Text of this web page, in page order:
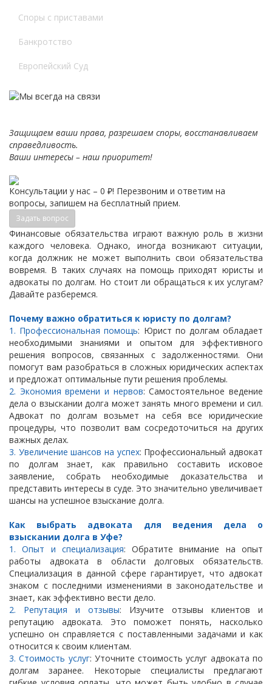
Споры с приставами
Банкротство
Европейский Суд
Защищаем ваши права, разрешаем споры, восстанавливаем
справедливость.
Ваши интересы – наш приоритет!
Консультации у нас – 0 ₽! Перезвоним и ответим на
вопросы, запишем на бесплатный прием.
Задать вопрос
Финансовые обязательства играют важную роль в жизни
каждого человека. Однако, иногда возникают ситуации,
когда должник не может выполнить свои обязательства
вовремя. В таких случаях на помощь приходят юристы и
адвокаты по долгам. Но стоит ли обращаться к их услугам?
Давайте разберемся.
Почему важно обратиться к юристу по долгам?
1. Профессиональная помощь: Юрист по долгам обладает
необходимыми знаниями и опытом для эффективного
решения вопросов, связанных с задолженностями. Они
помогут вам разобраться в сложных юридических аспектах
и предложат оптимальные пути решения проблемы.
2. Экономия времени и нервов: Самостоятельное ведение
дела о взыскании долга может занять много времени и сил.
Адвокат по долгам возьмет на себя все юридические
процедуры, что позволит вам сосредоточиться на других
важных делах.
3. Увеличение шансов на успех: Профессиональный адвокат
по долгам знает, как правильно составить исковое
заявление, собрать необходимые доказательства и
представить интересы в суде. Это значительно увеличивает
шансы на успешное взыскание долга.
Как выбрать адвоката для ведения дела о
взыскании долга в Уфе?
1. Опыт и специализация: Обратите внимание на опыт
работы адвоката в области долговых обязательств.
Специализация в данной сфере гарантирует, что адвокат
знаком с последними изменениями в законодательстве и
знает, как эффективно вести дело.
2. Репутация и отзывы: Изучите отзывы клиентов и
репутацию адвоката. Это поможет понять, насколько
успешно он справляется с поставленными задачами и как
относится к своим клиентам.
3. Стоимость услуг: Уточните стоимость услуг адвоката по
долгам заранее. Некоторые специалисты предлагают